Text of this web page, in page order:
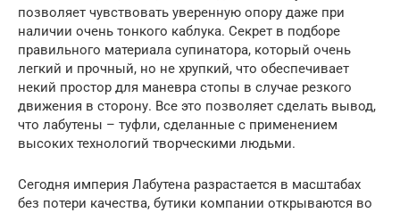
позволяет чувствовать уверенную опору даже при
наличии очень тонкого каблука. Секрет в подборе
правильного материала супинатора, который очень
легкий и прочный, но не хрупкий, что обеспечивает
некий простор для маневра стопы в случае резкого
движения в сторону. Все это позволяет сделать вывод,
что лабутены – туфли, сделанные с применением
высоких технологий творческими людьми.
Сегодня империя Лабутена разрастается в масштабах
без потери качества, бутики компании открываются во